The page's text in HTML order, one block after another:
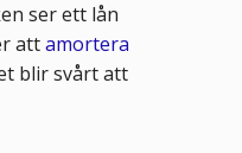
ser ett lån
attamortera
blir svårt att